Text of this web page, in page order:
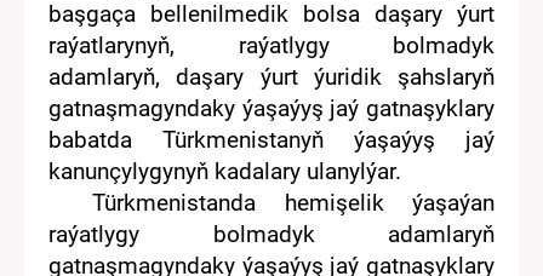
başgaça bellenilmedik bolsa daşary ýurt
raýatlarynyň, raýatlygy bolmadyk
adamlaryň, daşary ýurt ýuridik şahslaryň
gatnaşmagyndaky ýaşaýyş jaý gatnaşyklary
babatda Türkmenistanyň ýaşaýyş jaý
kanunçylygynyň kadalary ulanylýar.
Türkmenistanda hemişelik ýaşaýan
raýatlygy bolmadyk adamlaryň
gatnaşmagyndaky ýaşaýyş jaý gatnaşyklary